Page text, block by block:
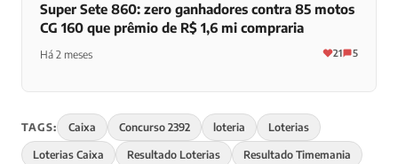
Super Sete 860: zero ganhadores contra 85 motos
CG 160 que prêmio de R$ 1,6 mi compraria
Há 2 meses 21 5
TAGS: Caixa Concurso 2392 loteria Loterias
Loterias Caixa Resultado Loterias Resultado Timemania